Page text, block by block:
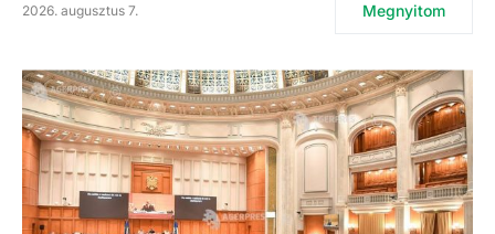
2026. augusztus 7. Megnyitom